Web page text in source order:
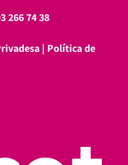
266 74 38
| Política de